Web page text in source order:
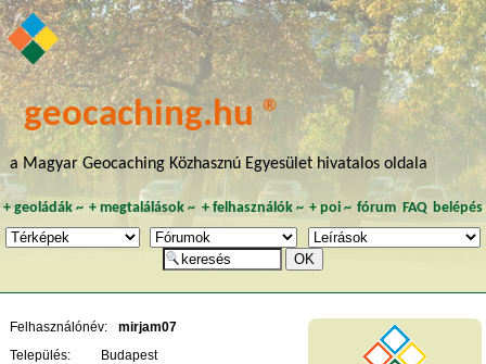
geocaching.hu ®
a Magyar Geocaching Közhasznú Egyesület hivatalos oldala
+ geoládák~ +megtalálások ~ + felhasználók~ + poi~ fórum FAQ belépés
Felhasználónév:
mirjam07
Település:
Budapest